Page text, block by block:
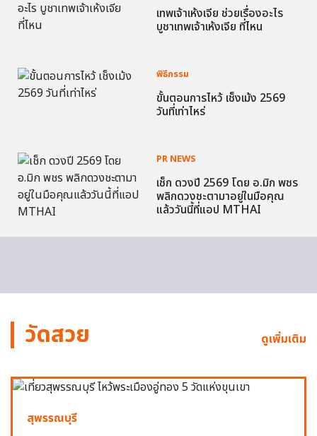
เทพเจ้าเห้งเจีย ช่วยเรื่องอะไร
บูชาเทพเจ้าเห้งเจีย ที่ไหน
พิธีกรรม
ขั้นตอนการไหว้ เช็งเม้ง 2569
วันที่เท่าไหร่
PR NEWS
เช็ก ดวงปี 2569 โดย อ.มิก พชร
พลิกดวงชะตามาอยู่ในมือคุณ
แล้ววันนี้ที่แอป MTHAI
วัดสวย ดูเพิ่มเติม
สุพรรณบุรี